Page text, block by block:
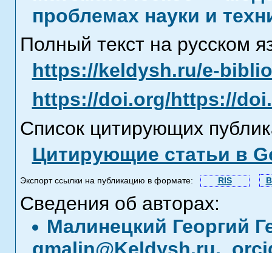
проблемах науки и
Полный текст на русском
https://keldysh.ru/e-
https://doi.org/https://
Список цитирующих
Цитирующие статьи в
Экспорт ссылки на публикацию в формате: RIS
Сведения об авторах:
Малинецкий Георгий